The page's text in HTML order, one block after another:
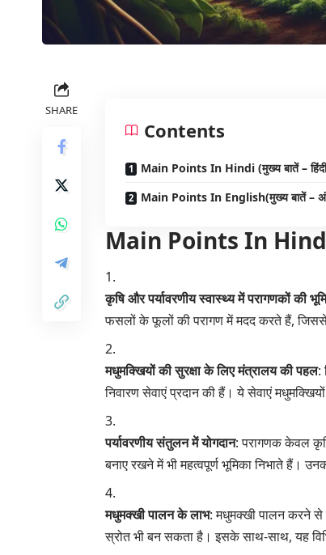
SHARE
Contents
Main Points In Hindi (मुख्य बातें –
Main Points In English(मुख्य बातें –
Main Points In Hindi
कृषि और पर्यावरणीय स्वास्थ्य में परागणकों की
फसलों के फूलों की परागण में मदद करते हैं, जिससे
मधुमक्खियों की सुरक्षा के लिए मंत्रालय की पहल:
निवारण सेवाएं प्रदान की हैं। ये सेवाएं
पर्यावरणीय संतुलन में योगदान: परागणक केवल
बनाए रखने में भी महत्वपूर्ण भूमिका निभाते हैं।
मधुमक्खी पालन के लाभ: मधुमक्खी पालन करने से
स्रोत भी बन सकता है। इसके साथ-साथ, यह